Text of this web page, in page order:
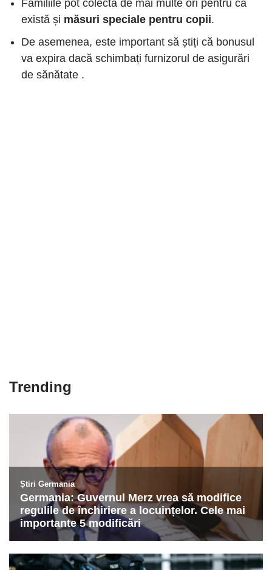
Familiile pot colecta de mai multe ori pentru că
există și măsuri speciale pentru copii.
De asemenea, este important să știți că bonusul
va expira dacă schimbați furnizorul de asigurări
de sănătate .
Trending